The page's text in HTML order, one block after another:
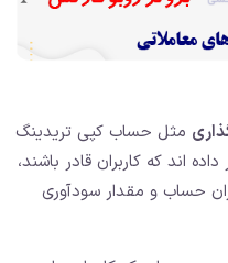
مثل حساب کپی تریدینگ
اند که کاربران قادر باشند،
حساب و مقدار سودآوری